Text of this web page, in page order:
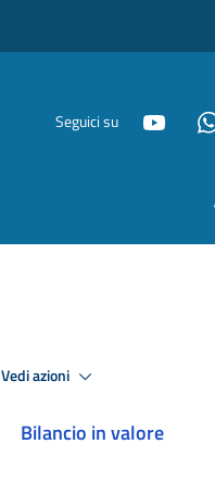
Seguici su
Vedi azioni
Bilancio in valore